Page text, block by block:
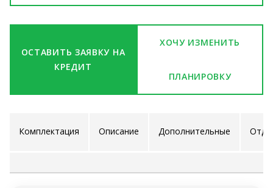
ХОЧУ ИЗМЕНИТЬ
ПЛАНИРОВКУ
ОСТАВИТЬ ЗАЯВКУ НА
КРЕДИТ
Комплектация Описание Дополнительные